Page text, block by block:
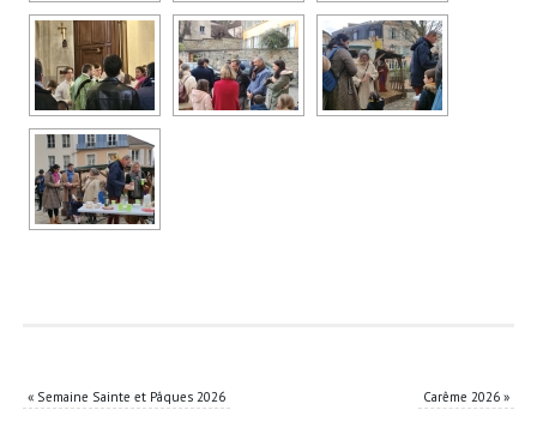
«Semaine Sainte et Pâques 2026 Carême 2026»